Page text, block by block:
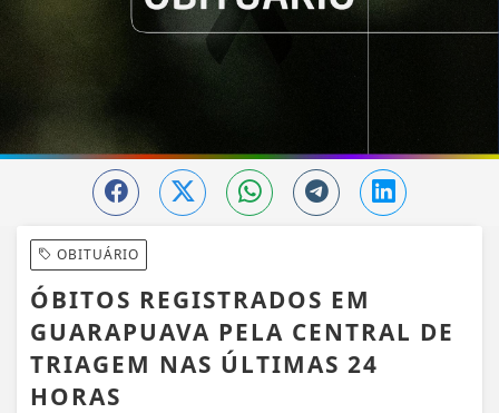
OBITUÁRIO
ÓBITOS REGISTRADOS EM
GUARAPUAVA PELA CENTRAL DE
TRIAGEM NAS ÚLTIMAS 24
HORAS